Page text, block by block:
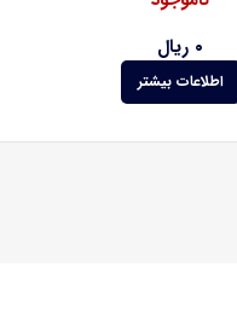
۰ ریال
اطلاعات بیشتر